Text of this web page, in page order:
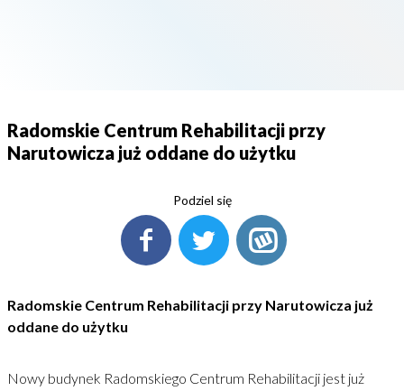
Radomskie Centrum Rehabilitacji przy
Narutowicza już oddane do użytku
Podziel się
Radomskie Centrum Rehabilitacji przy Narutowicza już
oddane do użytku
Nowy budynek Radomskiego Centrum Rehabilitacji jest już